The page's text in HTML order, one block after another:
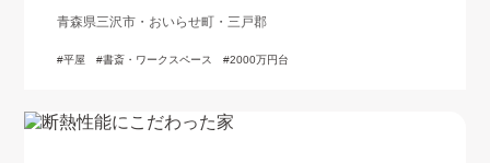
青森県三沢市・おいらせ町・三戸郡
平屋 書斎・ワークスペース 2000万円台